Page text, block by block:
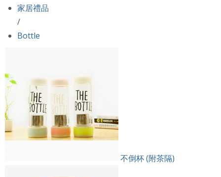
家居禮品
/
Bottle
不倒杯 (附茶隔)